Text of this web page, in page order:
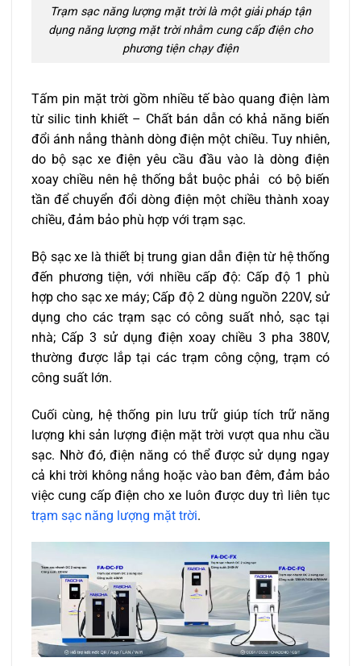
Trạm sạc năng lượng mặt trời là một giải pháp tận
dụng năng lượng mặt trời nhằm cung cấp điện cho
phương tiện chạy điện
Tấm pin mặt trời gồm nhiều tế bào quang điện làm
từ silic tinh khiết – Chất bán dẫn có khả năng biến
đổi ánh nắng thành dòng điện một chiều. Tuy nhiên,
do bộ sạc xe điện yêu cầu đầu vào là dòng điện
xoay chiều nên hệ thống bắt buộc phải có bộ biến
tần để chuyển đổi dòng điện một chiều thành xoay
chiều, đảm bảo phù hợp với trạm sạc.
Bộ sạc xe là thiết bị trung gian dẫn điện từ hệ thống
đến phương tiện, với nhiều cấp độ: Cấp độ 1 phù
hợp cho sạc xe máy; Cấp độ 2 dùng nguồn 220V, sử
dụng cho các trạm sạc có công suất nhỏ, sạc tại
nhà; Cấp 3 sử dụng điện xoay chiều 3 pha 380V,
thường được lắp tại các trạm công cộng, trạm có
công suất lớn.
Cuối cùng, hệ thống pin lưu trữ giúp tích trữ năng
lượng khi sản lượng điện mặt trời vượt qua nhu cầu
sạc. Nhờ đó, điện năng có thể được sử dụng ngay
cả khi trời không nắng hoặc vào ban đêm, đảm bảo
việc cung cấp điện cho xe luôn được duy trì liên tục
trạm sạc năng lượng mặt trời.